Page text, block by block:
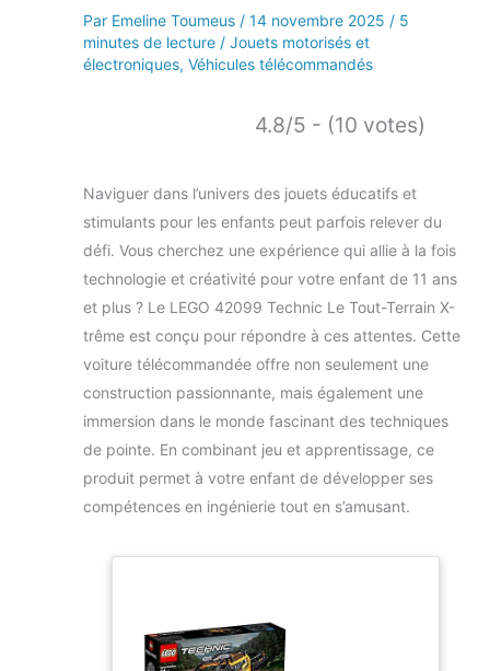
Par Emeline Toumeus / 14 novembre 2025 / 5
minutes de lecture / Jouets motorisés et
électroniques, Véhicules télécommandés
4.8/5 - (10 votes)
Naviguer dans l’univers des jouets éducatifs et
stimulants pour les enfants peut parfois relever du
défi. Vous cherchez une expérience qui allie à la fois
technologie et créativité pour votre enfant de 11 ans
et plus ? Le LEGO 42099 Technic Le Tout-Terrain X-
trême est conçu pour répondre à ces attentes. Cette
voiture télécommandée offre non seulement une
construction passionnante, mais également une
immersion dans le monde fascinant des techniques
de pointe. En combinant jeu et apprentissage, ce
produit permet à votre enfant de développer ses
compétences en ingénierie tout en s’amusant.